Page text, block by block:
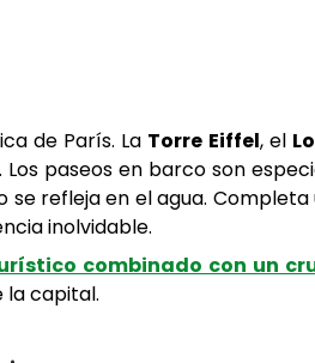
de París. La Torre Eiffel, el
Los paseos en barco son
refleja en el agua.
inolvidable.
combinado con un
la capital.